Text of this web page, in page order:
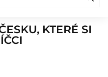
KTERÉ SI